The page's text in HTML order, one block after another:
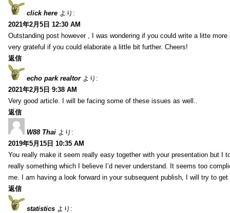
click here より:
2021年2月5日 12:30 AM
Outstanding post however , I was wondering if you could write a litte
very grateful if you could elaborate a little bit further. Cheers!
返信
echo park realtor より:
2021年2月5日 9:38 AM
Very good article. I will be facing some of these issues as well..
返信
W88 Thai より:
2019年5月15日 10:35 AM
You really make it seem really easy together with your presentation but I
really something which I believe I’d never understand. It seems too
me. I am having a look forward in your subsequent publish, I will try to
返信
statistics より: